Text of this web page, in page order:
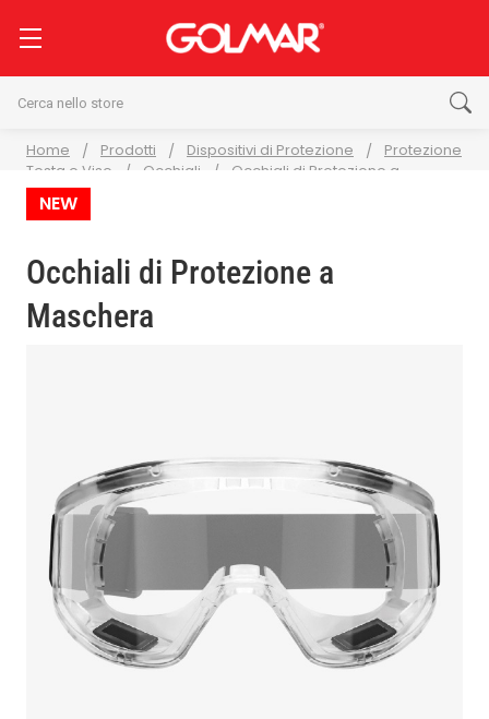
Home Prodotti Dispositivi di Protezione
Protezione
Testa e Viso
Occhiali
Occhiali di Protezione a
Maschera
NEW
Occhiali di Protezione a
Maschera